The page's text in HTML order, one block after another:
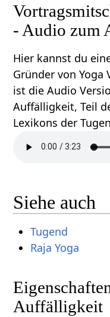
- Audio zum
Hier kannst du
Gründer von Yoga
ist die Audio
Auffälligkeit, Teil
Lexikons der
Siehe auch
Tugend
Raja Yoga
Auffälligkeit